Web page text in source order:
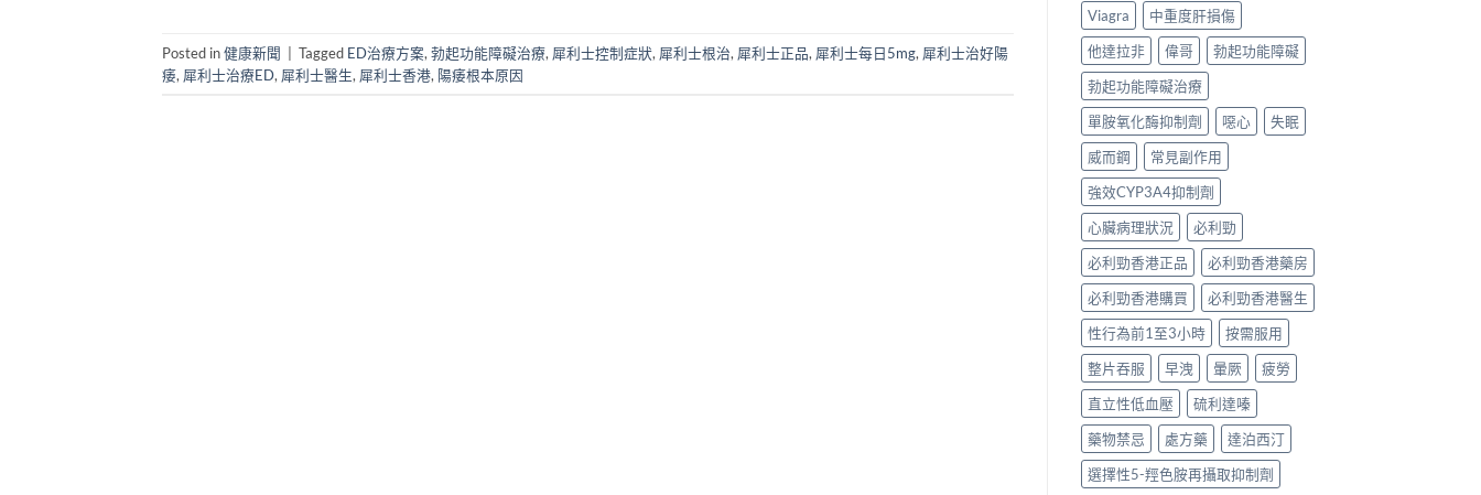
Posted in健康新聞 Tagged ED治療方案, 勃起功能障礙治療, 犀利士控制症狀, 犀利士根治, 犀利士正品, 犀利士每日5mg, 犀利士治好陽
痿, 犀利士治療ED, 犀利士醫生, 犀利士香港, 陽痿根本原因
Viagra
中重度肝損傷
他達拉非
偉哥
勃起功能障礙
勃起功能障礙治療
單胺氧化酶抑制劑
噁心
失眠
威而鋼
常見副作用
強效CYP3A4抑制劑
心臟病理狀況
必利勁
必利勁香港正品
必利勁香港藥房
必利勁香港購買
必利勁香港醫生
性行為前1至3小時
按需服用
整片吞服
早洩 暈厥
疲勞
直立性低血壓
硫利達嗪
藥物禁忌
處方藥
達泊西汀
選擇性5-羥色胺再攝取抑制劑